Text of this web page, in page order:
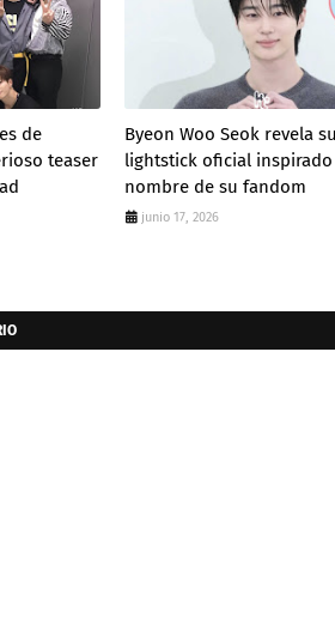
de
teaser
Byeon Woo Seok revela su
lightstick oficial
nombre de su fandom
junio 17, 2026